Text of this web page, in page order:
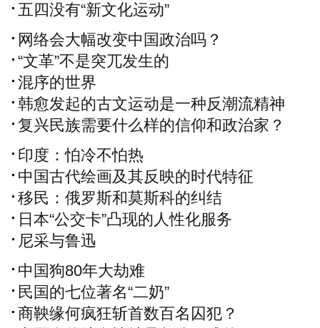
五四没有“新文化运动”
网络会大幅改变中国政治吗？
“文革”不是突兀发生的
混序的世界
韩愈发起的古文运动是一种反潮流精神
复兴民族需要什么样的信仰和政治家？
印度：怕冷不怕热
中国古代绘画及其反映的时代特征
移民：俄罗斯和莫斯科的纠结
日本“公交卡”凸现的人性化服务
尼采与鲁迅
中国狗80年大劫难
民国的七位著名“二奶”
商鞅缘何疯狂斩首数百名囚犯？